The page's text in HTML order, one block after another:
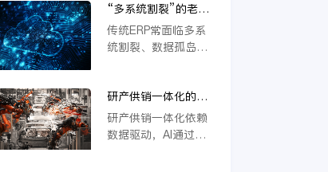
产流程、精准预测需
求与自动化决策，企
业能显著降本增效，
建差异化优势，实现
可持续增长。
“多系统割裂”的老问
题，AI驱动的一体化
ERP 如何彻底解决？
传统ERP常面临多系
统割裂、数据孤岛等
体化平台，深度融合
PLM、供应链等模
块，实现数据实时同
研产供销一体化的核
心在于数据，AI如何
重建数据底座？
研产供销一体化依赖
数据驱动，AI通过重